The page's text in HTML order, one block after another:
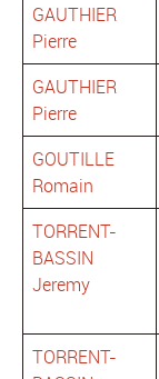
GAUTHIER
Pierre
GAUTHIER
Pierre
GOUTILLE
Romain
TORRENT-
BASSIN
Jeremy
TORRENT-